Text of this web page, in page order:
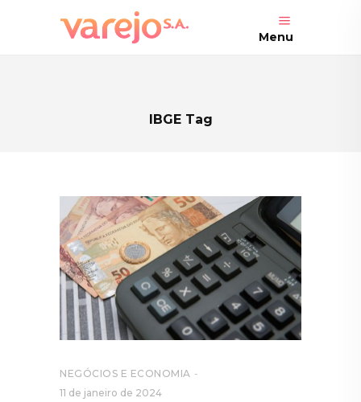
Menu
IBGE Tag
NEGÓCIOS E ECONOMIA
11 de janeiro de 2024